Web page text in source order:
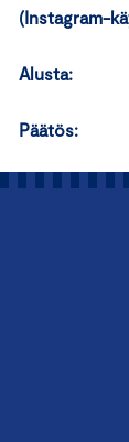
(Instagram-
Alusta:
Päätös: